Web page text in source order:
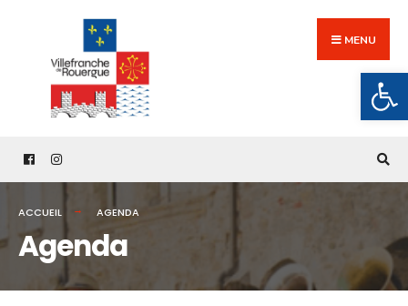
content
MENU
ACCUEIL AGENDA
Agenda